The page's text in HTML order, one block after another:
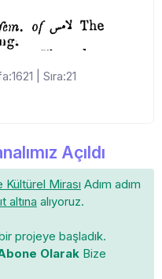
| Sıra:21
Açıldı
Kültürel Mirası Adım adım
altına alıyoruz.
projeye başladık.
Olarak Bize